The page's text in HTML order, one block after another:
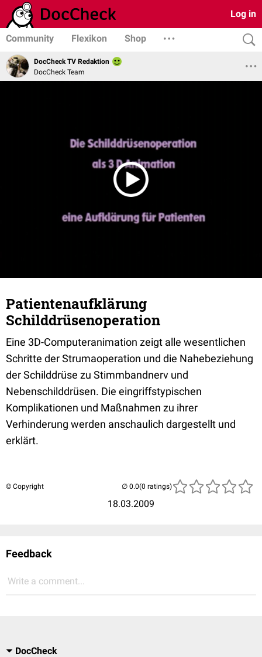
Log in
Community Flexikon Shop
DocCheck TV Redaktion
DocCheck Team
Patientenaufklärung
Schilddrüsenoperation
Eine 3D-Computeranimation zeigt alle wesentlichen
Schritte der Strumaoperation und die Nahebeziehung
der Schilddrüse zu Stimmbandnerv und
Nebenschilddrüsen. Die eingriffstypischen
Komplikationen und Maßnahmen zu ihrer
Verhinderung werden anschaulich dargestellt und
erklärt.
© Copyright
18.03.2009
(0 ratings)
Feedback
Write a comment...
DocCheck